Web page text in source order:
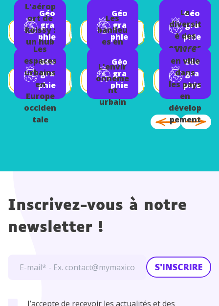
Géo
gra
phie
L'aérop
ort de
Roissy :
un hub
transna
tional
Géo
gra
phie
Les
espaces
urbains
en
Europe
occiden
tale
Géo
gra
phie
Les
banlieu
es en
Géo
gra
phie
L'envir
onneme
nt
urbain
Géo
gra
phie
La
diversit
é des
espaces
urbains
Géo
gra
phie
Vivre
en ville
dans
les pays
en
dévelop
pement
Inscrivez-vous à notre
newsletter !
S'INSCRIRE
J’accepte de recevoir les actualités et des